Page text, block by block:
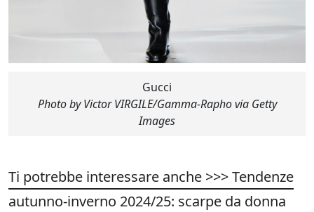
Gucci
Photo by Victor VIRGILE/Gamma-Rapho via Getty
Images
Ti potrebbe interessare anche >>> Tendenze
autunno-inverno 2024/25: scarpe da donna